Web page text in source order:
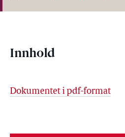
Innhold
Dokumentet i pdf-format